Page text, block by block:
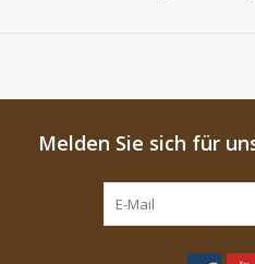
Melden Sie sich für